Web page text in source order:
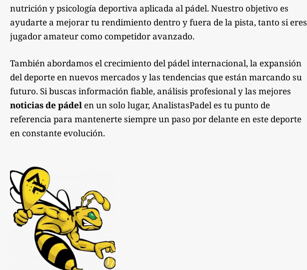
nutrición y psicología deportiva aplicada al pádel. Nuestro objetivo es
ayudarte a mejorar tu rendimiento dentro y fuera de la pista, tanto si eres
jugador amateur como competidor avanzado.
También abordamos el crecimiento del pádel internacional, la expansión
del deporte en nuevos mercados y las tendencias que están marcando su
futuro. Si buscas información fiable, análisis profesional y las mejores
noticias de pádel en un solo lugar, AnalistasPadel es tu punto de
referencia para mantenerte siempre un paso por delante en este deporte
en constante evolución.